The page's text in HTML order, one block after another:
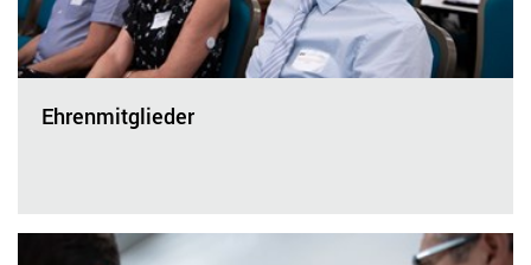
Ehrenmitglieder